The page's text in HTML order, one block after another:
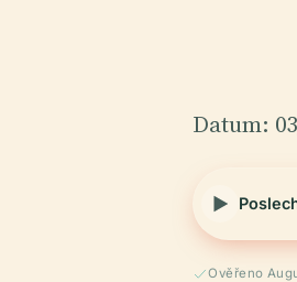
Datum:
Ověřeno